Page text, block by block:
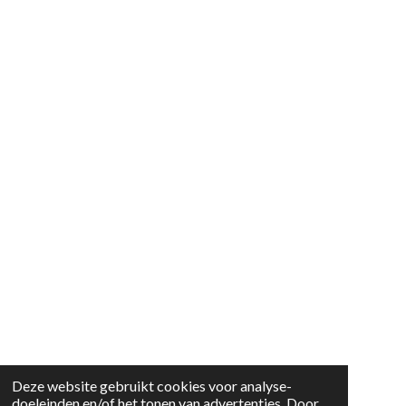
Deze website gebruikt cookies voor analyse-